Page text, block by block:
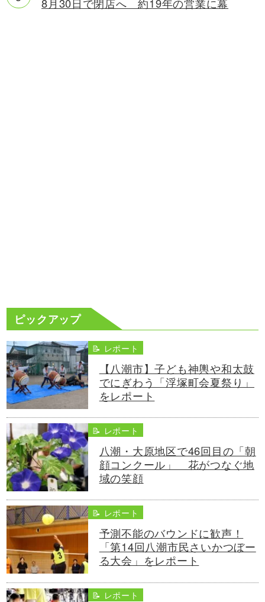
ピックアップ
📝 レポート
【八潮市】子ども神輿や和太鼓
でにぎわう「浮塚町会夏祭り」
をレポート
📝 レポート
八潮・大原地区で46回目の「朝
顔コンクール」 花がつなぐ地
域の笑顔
📝 レポート
予測不能のバウンドに歓声！
「第14回八潮市民さいかつぼー
る大会」をレポート
📝 レポート